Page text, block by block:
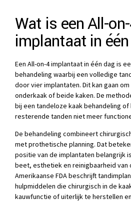
Wat is een All-
implantaat in
Een All-on-4 implantaat in één dag is
behandeling waarbij een volledige
door vier implantaten. Dit kan gaan
onderkaak of beide kaken. De
bij een tandeloze kaak behandeling
resterende tanden niet meer
De behandeling combineert
met prothetische planning. Dat
positie van de implantaten belangrijk
beet, esthetiek en reinigbaarheid van
Amerikaanse FDA beschrijft
hulpmiddelen die chirurgisch in de
kauwfunctie of uiterlijk te herstellen